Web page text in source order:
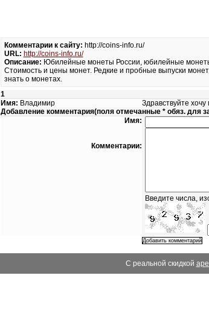
Комментарии к сайту: http://coins-info.ru/
URL: http://coins-info.ru/
Описание: Юбилейные монеты России, юбилейные
Стоимость и цены монет. Редкие и пробные выпуски
знать о монетах.
1
Имя: Владимир
Здравствуйте
Добавление комментария(поля отмечанные * обяз. для
Имя:
Комментарии:
Введите числа,
С реальной скидкой